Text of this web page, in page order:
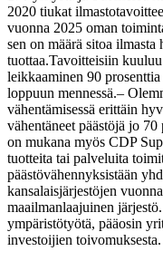
2020 tiukat
vuonna 2025 oman
sen on määrä sitoa
tuottaa.Tavoitteisiin
leikkaaminen 90
loppuun mennessä.–
vähentämisessä erittäin
vähentäneet päästöjä jo
on mukana myös CDP
tuotteita tai palveluita
päästövähennyksistään
kansalaisjärjestöjen
maailmanlaajuinen
ympäristötyötä, pääosin
investoijien toivomuksesta.